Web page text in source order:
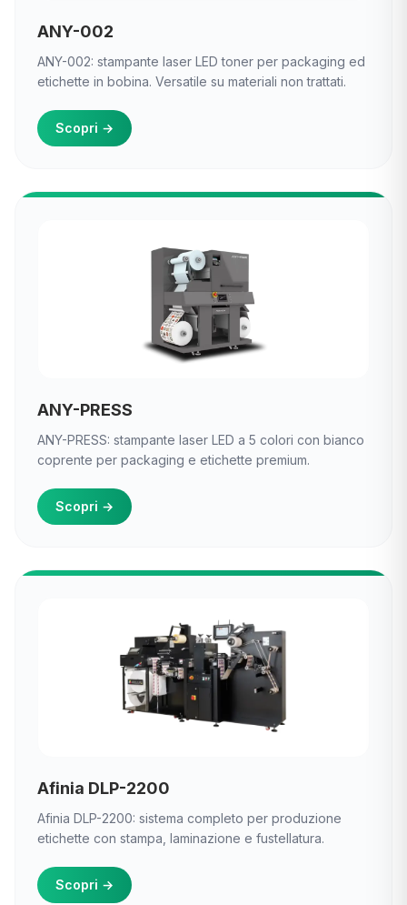
ANY-002
ANY-002: stampante laser LED toner per packaging ed
etichette in bobina. Versatile su materiali non trattati.
Scopri →
ANY-PRESS
ANY-PRESS: stampante laser LED a 5 colori con bianco
coprente per packaging e etichette premium.
Scopri →
Afinia DLP-2200
Afinia DLP-2200: sistema completo per produzione
etichette con stampa, laminazione e fustellatura.
Scopri →